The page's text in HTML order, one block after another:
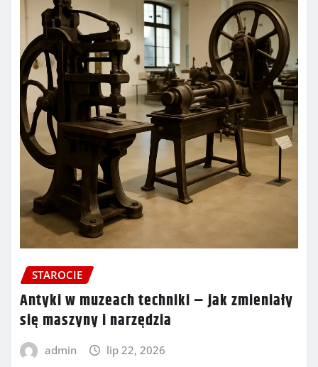
STAROCIE
Antyki w muzeach techniki – jak zmieniały
się maszyny i narzędzia
admin lip 22, 2026